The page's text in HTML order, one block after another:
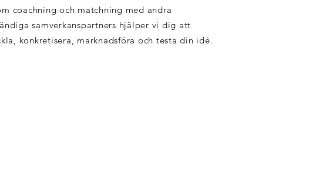
coachning och matchning med andra
samverkanspartners hjälper vi dig att
konkretisera, marknadsföra och testa din idé.